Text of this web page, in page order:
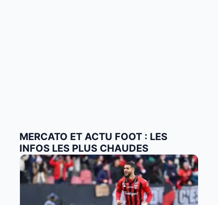
MERCATO ET ACTU FOOT : LES
INFOS LES PLUS CHAUDES